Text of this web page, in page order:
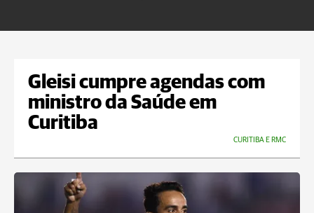
Gleisi cumpre agendas com
ministro da Saúde em
Curitiba
CURITIBA E RMC